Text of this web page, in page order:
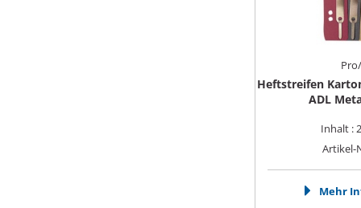
Heftstreifen
ADL
Inhalt :
Artikel-
Mehr